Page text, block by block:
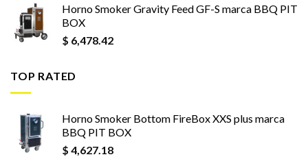
Horno Smoker Gravity Feed GF-S marca BBQ PIT
BOX
$ 6,478.42
TOP RATED
Horno Smoker Bottom FireBox XXS plus marca
BBQ PIT BOX
$ 4,627.18